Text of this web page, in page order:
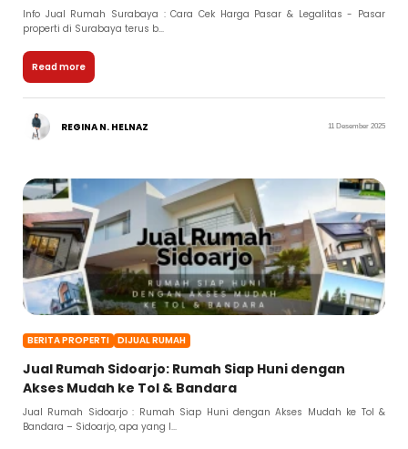
Info Jual Rumah Surabaya : Cara Cek Harga Pasar & Legalitas - Pasar
properti di Surabaya terus b...
Read more
REGINA N. HELNAZ 11 Desember 2025
BERITA PROPERTI DIJUAL RUMAH
Jual Rumah Sidoarjo: Rumah Siap Huni dengan
Akses Mudah ke Tol & Bandara
Jual Rumah Sidoarjo : Rumah Siap Huni dengan Akses Mudah ke Tol &
Bandara – Sidoarjo, apa yang l...